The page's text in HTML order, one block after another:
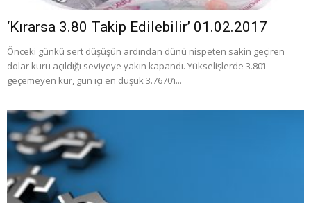
‘Kırarsa 3.80 Takip Edilebilir’ 01.02.2017
Önceki günkü sert düşüşün ardından dünü nispeten sakin geçiren
dolar kuru açıldığı seviyeye yakın kapandı. Yükselişlerde 3.80’i
geçemeyen kur, gün içi en düşük 3.7670’i...